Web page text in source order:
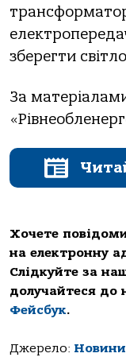
зберегти
За
Хочете
на електронну
Слідкуйте за
долучайтеся до
Фейсбук.
Джерело: